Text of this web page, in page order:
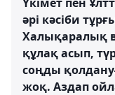
әрі кәсіби
Халықаралық
құлақ асып,
соңды
жоқ. Аздап